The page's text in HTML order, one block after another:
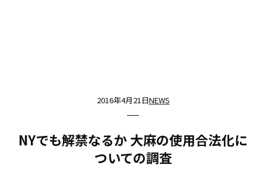
2016年4月21日NEWS
NYでも解禁なるか 大麻の使用合法化に
ついての調査